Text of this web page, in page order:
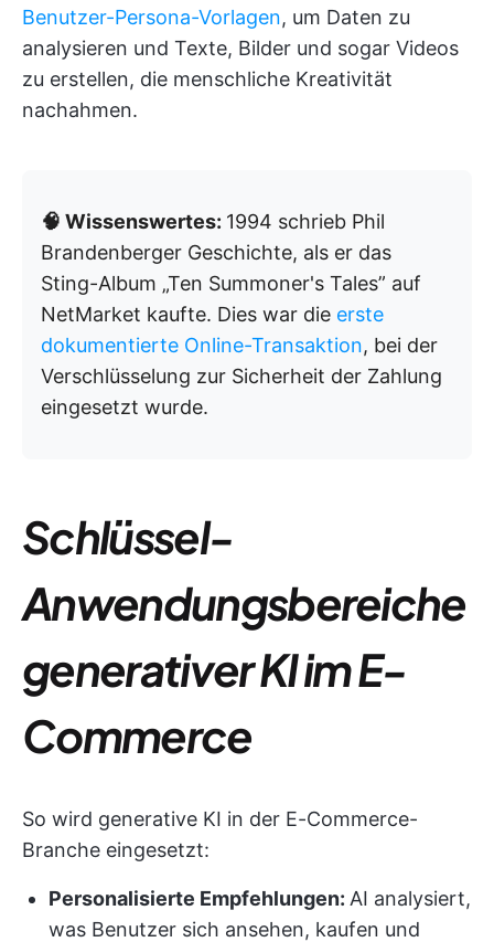
Benutzer-Persona-Vorlagen, um Daten zu
analysieren und Texte, Bilder und sogar Videos
zu erstellen, die menschliche Kreativität
nachahmen.
🧠 Wissenswertes: 1994 schrieb Phil
Brandenberger Geschichte, als er das
Sting-Album „Ten Summoner's Tales” auf
NetMarket kaufte. Dies war die erste
dokumentierte Online-Transaktion, bei der
Verschlüsselung zur Sicherheit der Zahlung
eingesetzt wurde.
Schlüssel-
Anwendungsbereiche
generativer KI im E-
Commerce
So wird generative KI in der E-Commerce-
Branche eingesetzt:
Personalisierte Empfehlungen: AI analysiert,
was Benutzer sich ansehen, kaufen und